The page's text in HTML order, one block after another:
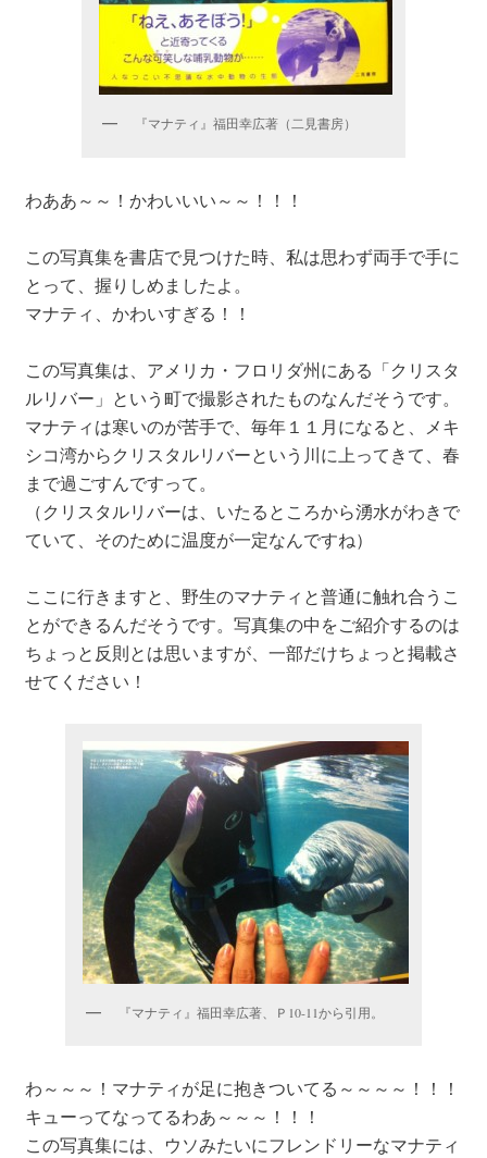
『マナティ』福田幸広著（二見書房）
わああ～～！かわいいい～～！！！
この写真集を書店で見つけた時、私は思わず両手で手に
とって、握りしめましたよ。
マナティ、かわいすぎる！！
この写真集は、アメリカ・フロリダ州にある「クリスタ
ルリバー」という町で撮影されたものなんだそうです。
マナティは寒いのが苦手で、毎年１１月になると、メキ
シコ湾からクリスタルリバーという川に上ってきて、春
まで過ごすんですって。
（クリスタルリバーは、いたるところから湧水がわきで
ていて、そのために温度が一定なんですね）
ここに行きますと、野生のマナティと普通に触れ合うこ
とができるんだそうです。写真集の中をご紹介するのは
ちょっと反則とは思いますが、一部だけちょっと掲載さ
せてください！
『マナティ』福田幸広著、Ｐ10-11から引用。
わ～～～！マナティが足に抱きついてる～～～～！！！
キューってなってるわあ～～～！！！
この写真集には、ウソみたいにフレンドリーなマナティ